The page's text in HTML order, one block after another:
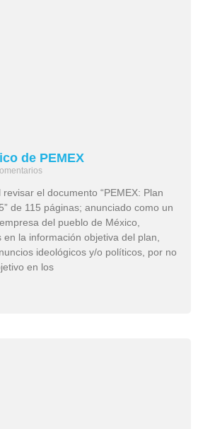
de PEMEX
el documento “PEMEX: Plan
de 115 páginas; anunciado como un
del pueblo de México,
la información objetiva del plan,
ideológicos y/o políticos, por no
en los